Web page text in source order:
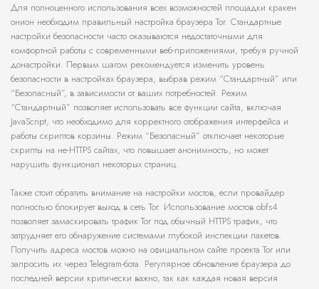
Для полноценного использования всех возможностей площадки кракен
онион необходим правильный настройка браузера Tor. Стандартные
настройки безопасности часто оказываются недостаточными для
комфортной работы с современными веб-приложениями, требуя ручной
донастройки. Первым шагом рекомендуется изменить уровень
безопасности в настройках браузера, выбрав режим “Стандартный” или
“Безопасный”, в зависимости от ваших потребностей. Режим
“Стандартный” позволяет использовать все функции сайта, включая
JavaScript, что необходимо для корректного отображения интерфейса и
работы скриптов корзины. Режим “Безопасный” отключает некоторые
скрипты на не-HTTPS сайтах, что повышает анонимность, но может
нарушить функционал некоторых страниц.
Также стоит обратить внимание на настройки мостов, если провайдер
полностью блокирует выход в сеть Tor. Использование мостов obfs4
позволяет замаскировать трафик Tor под обычный HTTPS трафик, что
затрудняет его обнаружение системами глубокой инспекции пакетов.
Получить адреса мостов можно на официальном сайте проекта Tor или
запросить их через Telegram-бота. Регулярное обновление браузера до
последней версии критически важно, так как каждая новая версия